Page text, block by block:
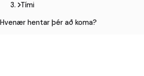
Tími
Hvenær hentar þér að koma?